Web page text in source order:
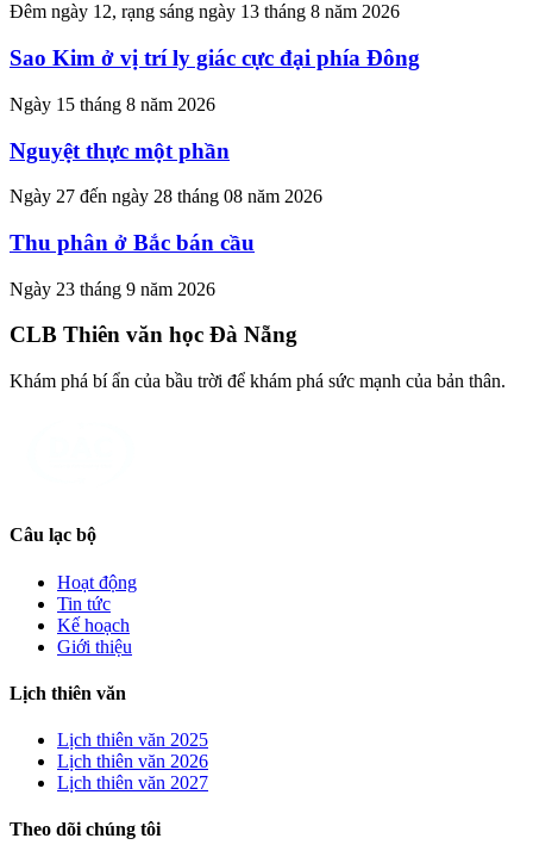
Đêm ngày 12, rạng sáng ngày 13 tháng 8 năm 2026
Sao Kim ở vị trí ly giác cực đại phía Đông
Ngày 15 tháng 8 năm 2026
Nguyệt thực một phần
Ngày 27 đến ngày 28 tháng 08 năm 2026
Thu phân ở Bắc bán cầu
Ngày 23 tháng 9 năm 2026
CLB Thiên văn học Đà Nẵng
Khám phá bí ẩn của bầu trời để khám phá sức mạnh của bản thân.
Câu lạc bộ
Hoạt động
Tin tức
Kế hoạch
Giới thiệu
Lịch thiên văn
Lịch thiên văn 2025
Lịch thiên văn 2026
Lịch thiên văn 2027
Theo dõi chúng tôi